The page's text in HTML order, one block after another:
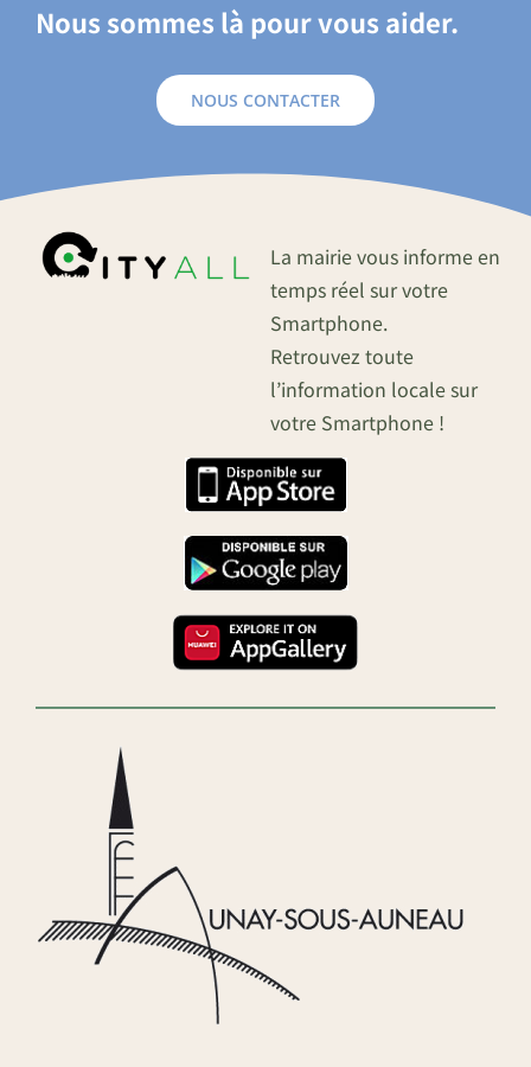
Nous sommes là pour vous aider.
NOUS CONTACTER
La mairie vous informe en
temps réel sur votre
Smartphone.
Retrouvez toute
l’information locale sur
votre Smartphone !